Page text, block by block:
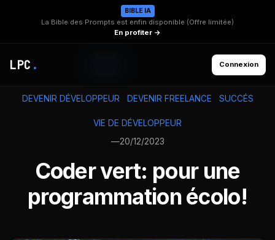
BIBLE IA
La Bible des Prompts est enfin disponible (Offre limitée)
En profiter →
LPC . Connexion
DEVENIR DÉVELOPPEUR DEVENIR FREELANCE SUCCÉS
VIE DE DÉVELOPPEUR
—20/12/2023
Coder vert: pour une
programmation écolo!